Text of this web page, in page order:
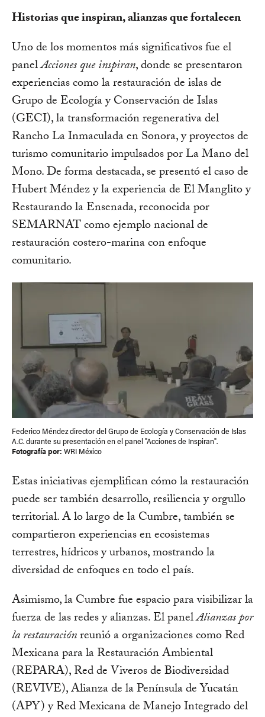
Historias que inspiran, alianzas que fortalecen
Uno de los momentos más significativos fue el
panelAcciones que inspiran, donde se presentaron
experiencias como la restauración de islas de
Grupo de Ecología y Conservación de Islas
(GECI), la transformación regenerativa del
Rancho La Inmaculada en Sonora, y proyectos de
turismo comunitario impulsados por La Mano del
Mono. De forma destacada, se presentó el caso de
Hubert Méndez y la experiencia de El Manglito y
Restaurando la Ensenada, reconocida por
SEMARNAT como ejemplo nacional de
restauración costero-marina con enfoque
comunitario.
Federico Méndez director del Grupo de Ecología y Conservación de Islas
A.C. durante su presentación en el panel "Acciones de Inspiran".
Fotografía por: WRI México
Estas iniciativas ejemplifican cómo la restauración
puede ser también desarrollo, resiliencia y orgullo
territorial. A lo largo de la Cumbre, también se
compartieron experiencias en ecosistemas
terrestres, hídricos y urbanos, mostrando la
diversidad de enfoques en todo el país.
Asimismo, la Cumbre fue espacio para visibilizar la
fuerza de las redes y alianzas. El panelAlianzas por
la restauraciónreunió a organizaciones como Red
Mexicana para la Restauración Ambiental
(REPARA), Red de Viveros de Biodiversidad
(REVIVE), Alianza de la Península de Yucatán
(APY) y Red Mexicana de Manejo Integrado del